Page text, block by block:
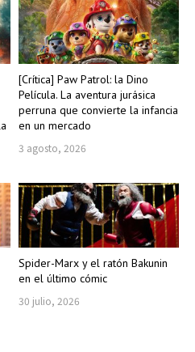
[Crítica] Paw Patrol: la Dino
Película. La aventura jurásica
perruna que convierte la infancia
en un mercado
3 agosto, 2026
Spider-Marx y el ratón Bakunin
en el último cómic
30 julio, 2026